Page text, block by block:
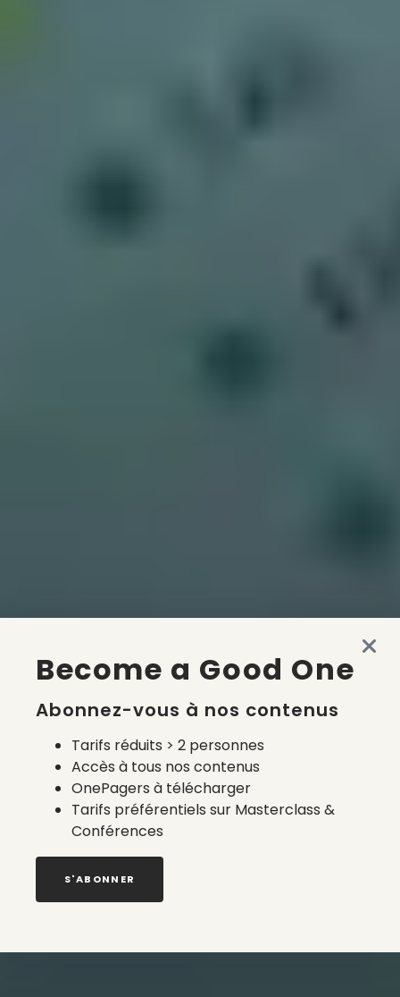
Become a Good One
Abonnez-vous à nos contenus
Tarifs réduits > 2 personnes
Accès à tous nos contenus
OnePagers à télécharger
Tarifs préférentiels sur Masterclass &
Conférences
S'ABONNER